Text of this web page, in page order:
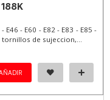
- E60 - E82 - E83 - E85 -
tornillos de sujeccion,...